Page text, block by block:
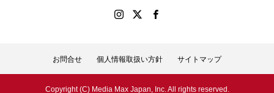
お問合せ 個人情報取扱い方針 サイトマップ
Copyright (C) Media Max Japan, Inc. All rights reserved.